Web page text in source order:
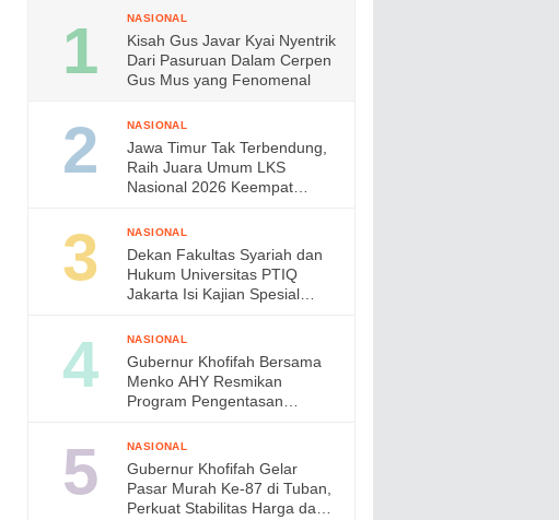
NASIONAL
Kisah Gus Javar Kyai Nyentrik
Dari Pasuruan Dalam Cerpen
Gus Mus yang Fenomenal
NASIONAL
Jawa Timur Tak Terbendung,
Raih Juara Umum LKS
Nasional 2026 Keempat
Apresiasi Prestasi Siswa
Vokasi
NASIONAL
Dekan Fakultas Syariah dan
Hukum Universitas PTIQ
Jakarta Isi Kajian Spesial
di Jepang
NASIONAL
Gubernur Khofifah Bersama
Menko AHY Resmikan
Program Pengentasan
Wujudkan Lingkungan ASRI di
Gresik
NASIONAL
Gubernur Khofifah Gelar
Pasar Murah Ke-87 di Tuban,
Perkuat Stabilitas Harga dan